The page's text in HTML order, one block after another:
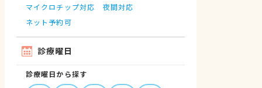
マイクロチップ対応
夜間対応
ネット予約可
診療曜日
診療曜日から探す